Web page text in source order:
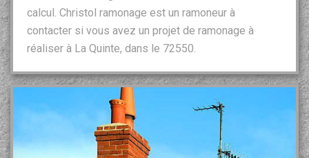
calcul. Christol ramonage est un ramoneur à
contacter si vous avez un projet de ramonage à
réaliser à La Quinte, dans le 72550.